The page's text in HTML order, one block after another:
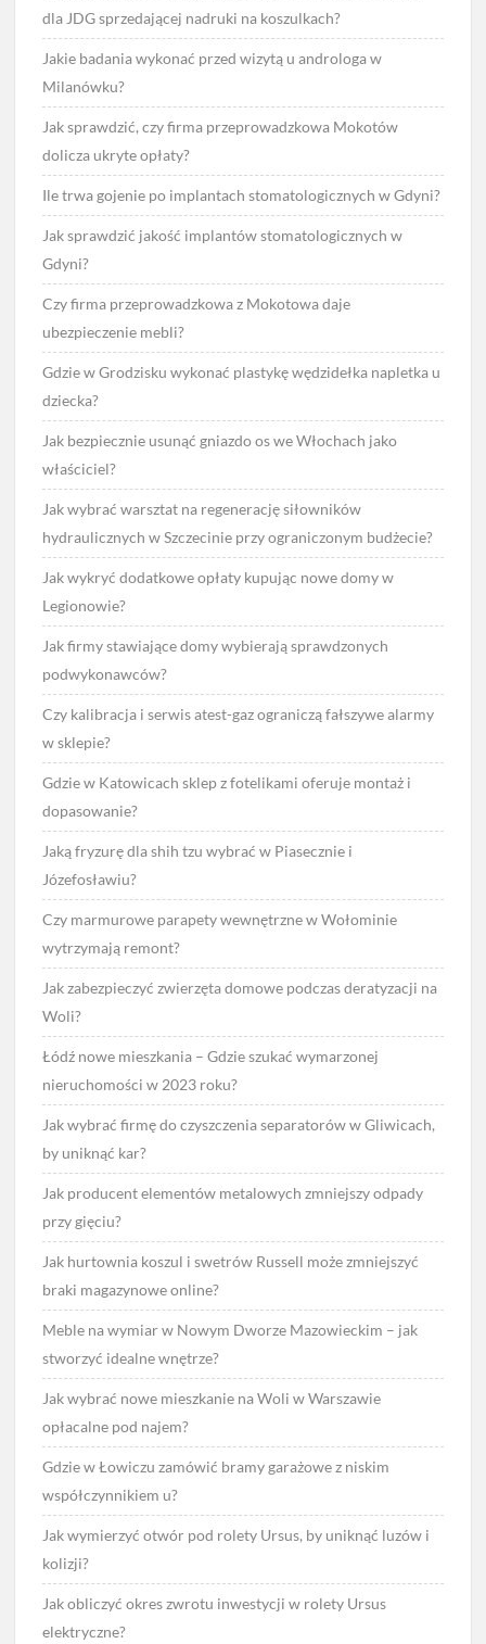
dla JDG sprzedającej nadruki na koszulkach?
Jakie badania wykonać przed wizytą u androloga w
Milanówku?
Jak sprawdzić, czy firma przeprowadzkowa Mokotów
dolicza ukryte opłaty?
Ile trwa gojenie po implantach stomatologicznych w Gdyni?
Jak sprawdzić jakość implantów stomatologicznych w
Gdyni?
Czy firma przeprowadzkowa z Mokotowa daje
ubezpieczenie mebli?
Gdzie w Grodzisku wykonać plastykę wędzidełka napletka u
dziecka?
Jak bezpiecznie usunąć gniazdo os we Włochach jako
właściciel?
Jak wybrać warsztat na regenerację siłowników
hydraulicznych w Szczecinie przy ograniczonym budżecie?
Jak wykryć dodatkowe opłaty kupując nowe domy w
Legionowie?
Jak firmy stawiające domy wybierają sprawdzonych
podwykonawców?
Czy kalibracja i serwis atest-gaz ograniczą fałszywe alarmy
w sklepie?
Gdzie w Katowicach sklep z fotelikami oferuje montaż i
dopasowanie?
Jaką fryzurę dla shih tzu wybrać w Piasecznie i
Józefosławiu?
Czy marmurowe parapety wewnętrzne w Wołominie
wytrzymają remont?
Jak zabezpieczyć zwierzęta domowe podczas deratyzacji na
Woli?
Łódź nowe mieszkania – Gdzie szukać wymarzonej
nieruchomości w 2023 roku?
Jak wybrać firmę do czyszczenia separatorów w Gliwicach,
by uniknąć kar?
Jak producent elementów metalowych zmniejszy odpady
przy gięciu?
Jak hurtownia koszul i swetrów Russell może zmniejszyć
braki magazynowe online?
Meble na wymiar w Nowym Dworze Mazowieckim – jak
stworzyć idealne wnętrze?
Jak wybrać nowe mieszkanie na Woli w Warszawie
opłacalne pod najem?
Gdzie w Łowiczu zamówić bramy garażowe z niskim
współczynnikiem u?
Jak wymierzyć otwór pod rolety Ursus, by uniknąć luzów i
kolizji?
Jak obliczyć okres zwrotu inwestycji w rolety Ursus
elektryczne?